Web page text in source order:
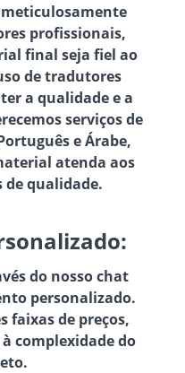
meticulosamente
profissionais,
final seja fiel ao
de tradutores
a qualidade e a
serviços de
e Árabe,
atenda aos
de qualidade.
do nosso chat
personalizado.
faixas de preços,
complexidade do